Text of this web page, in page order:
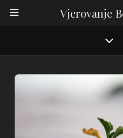
Vjerovanje